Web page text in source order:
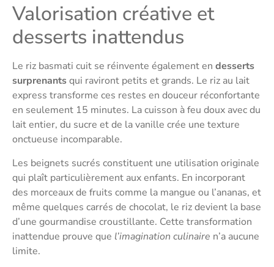
Valorisation créative et
desserts inattendus
Le riz basmati cuit se réinvente également en desserts
surprenantsqui raviront petits et grands. Le riz au lait
express transforme ces restes en douceur réconfortante
en seulement 15 minutes. La cuisson à feu doux avec du
lait entier, du sucre et de la vanille crée une texture
onctueuse incomparable.
Les beignets sucrés constituent une utilisation originale
qui plaît particulièrement aux enfants. En incorporant
des morceaux de fruits comme la mangue ou l’ananas, et
même quelques carrés de chocolat, le riz devient la base
d’une gourmandise croustillante. Cette transformation
inattendue prouve que l’imagination culinaire n’a aucune
limite.